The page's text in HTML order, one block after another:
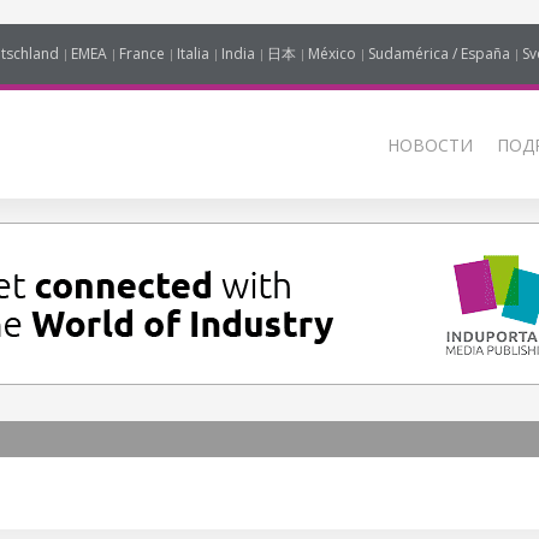
EMEA France Italia India 日本 México Sudamérica / España
НОВОСТИ